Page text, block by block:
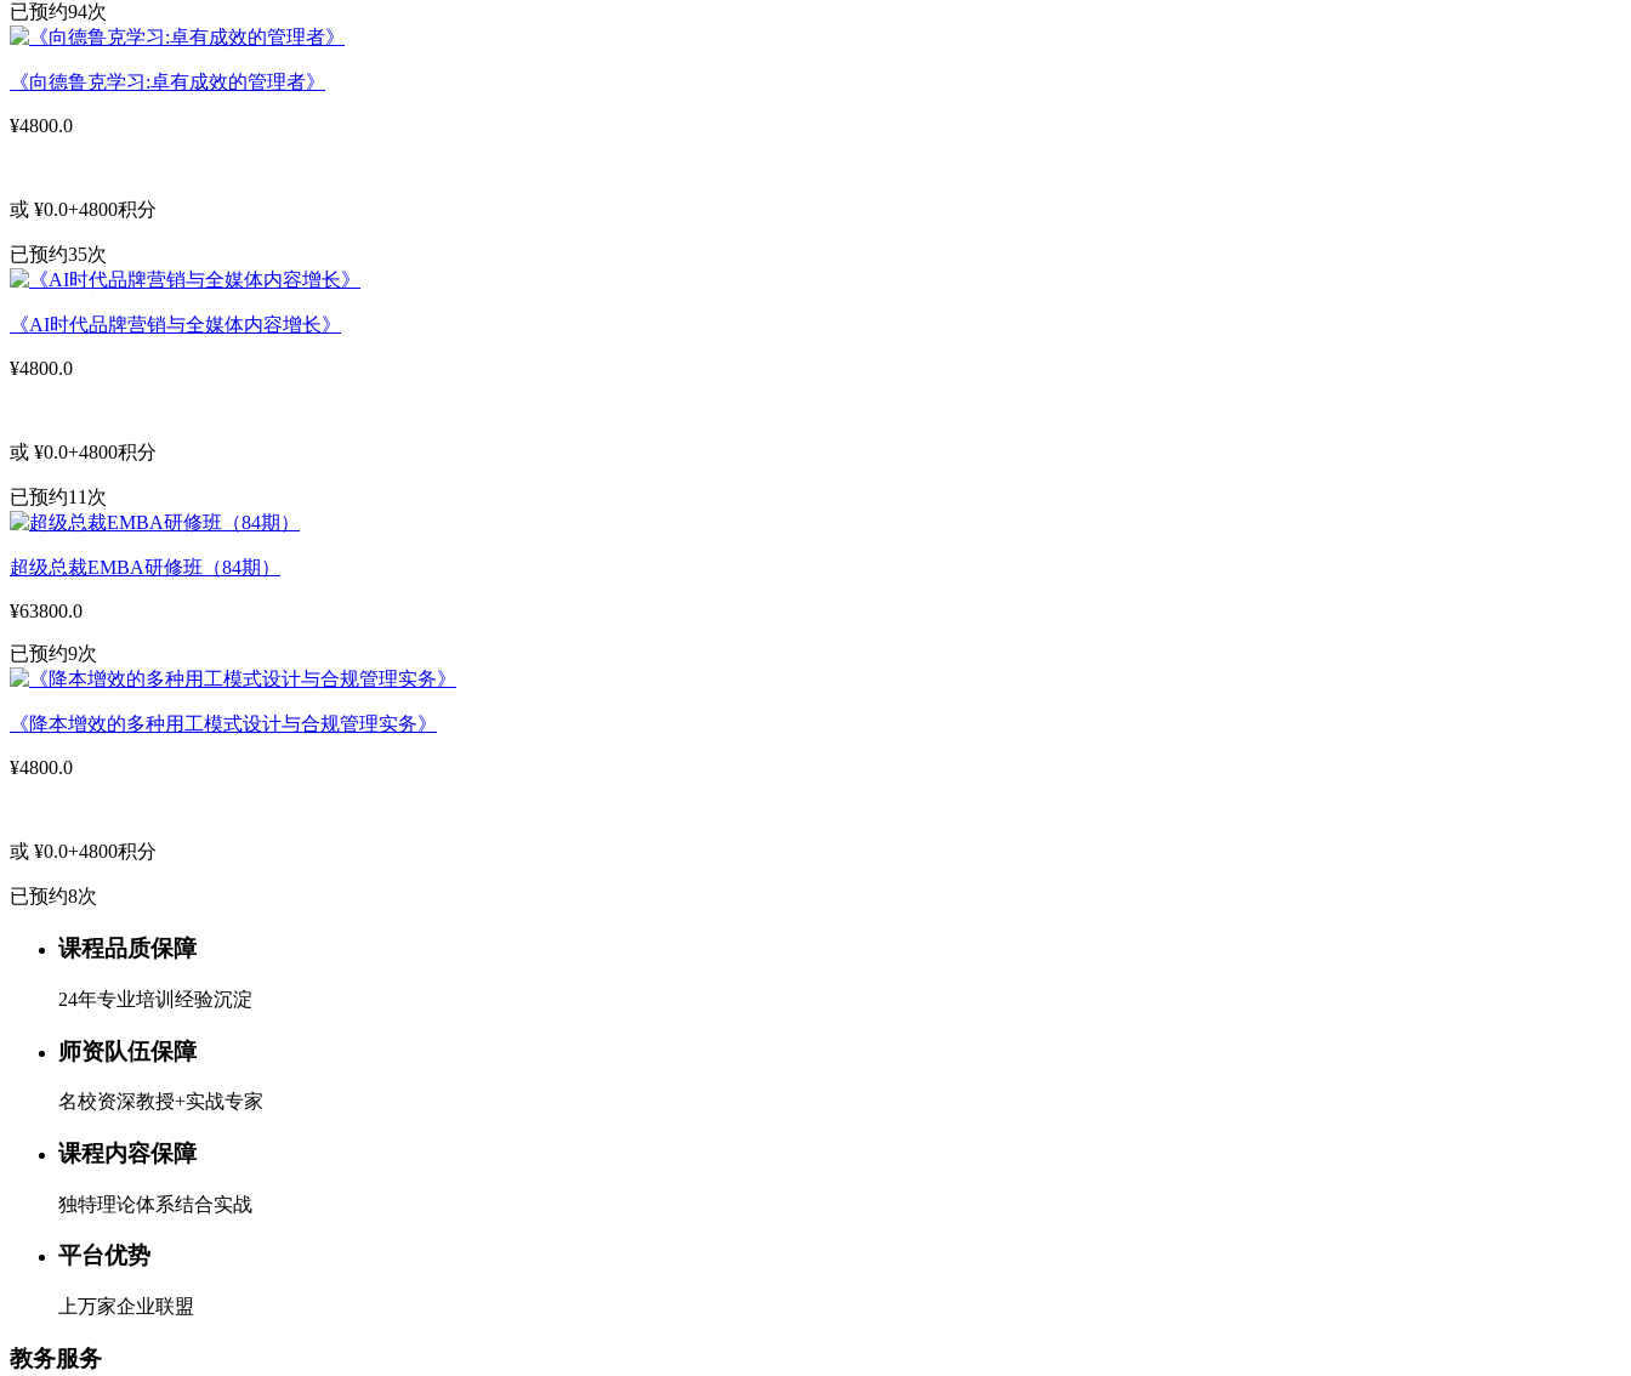
已预约94次
《向德鲁克学习:卓有成效的管理者》
¥4800.0
或 ¥0.0+4800积分
已预约35次
《AI时代品牌营销与全媒体内容增长》
¥4800.0
或 ¥0.0+4800积分
已预约11次
超级总裁EMBA研修班（84期）
¥63800.0
已预约9次
《降本增效的多种用工模式设计与合规管理实务》
¥4800.0
或 ¥0.0+4800积分
已预约8次
课程品质保障
24年专业培训经验沉淀
师资队伍保障
名校资深教授+实战专家
课程内容保障
独特理论体系结合实战
平台优势
上万家企业联盟
教务服务